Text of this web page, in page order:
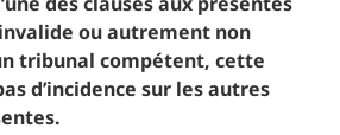
ou autrement non
tribunal compétent, cette
d’incidence sur les autres